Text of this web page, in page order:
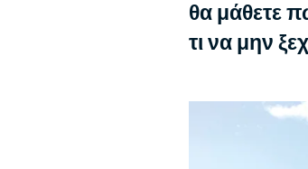
θα μάθετε
τι να μην